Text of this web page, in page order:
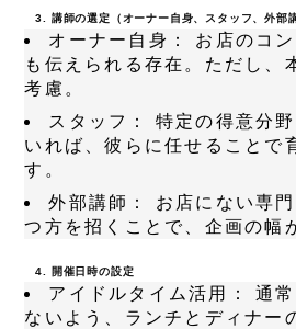
3. 講師の選定（オーナー自身、スタッフ、外部
オーナー自身：
お店のコ
も伝えられる存在。ただし、
考慮。
スタッフ：
特定の得意分
いれば、彼らに任せることで
す。
外部講師：
お店にない専
つ方を招くことで、企画の幅
4. 開催日時の設定
アイドルタイム活用：
通
ないよう、ランチとディナー